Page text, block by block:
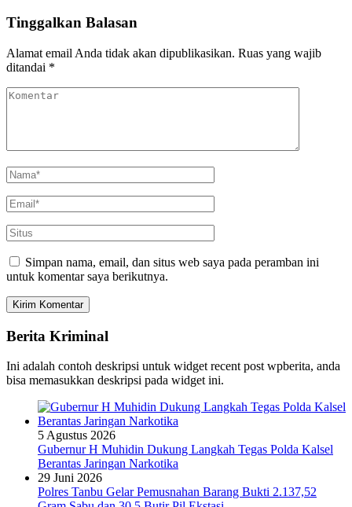
Tinggalkan Balasan
Alamat email Anda tidak akan dipublikasikan. Ruas yang wajib
ditandai *
Simpan nama, email, dan situs web saya pada peramban ini
untuk komentar saya berikutnya.
Berita Kriminal
Ini adalah contoh deskripsi untuk widget recent post wpberita, anda
bisa memasukkan deskripsi pada widget ini.
5 Agustus 2026
Gubernur H Muhidin Dukung Langkah Tegas Polda Kalsel
Berantas Jaringan Narkotika
29 Juni 2026
Polres Tanbu Gelar Pemusnahan Barang Bukti 2.137,52